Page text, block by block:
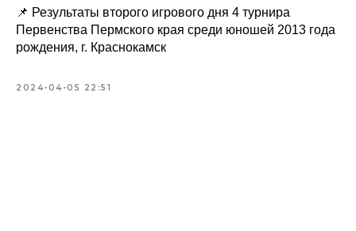
📌 Результаты второго игрового дня 4 турнира
Первенства Пермского края среди юношей 2013 года
рождения, г. Краснокамск
2024-04-05 22:51